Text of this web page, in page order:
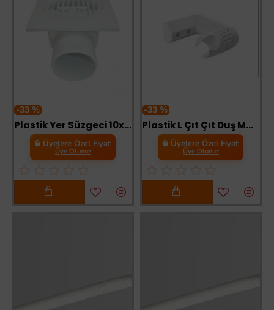
-33 %
Plastik Yer Süzgeci 10x10 cm 50 mm Yandan Çıkış
Üyelere Özel Fiyat
Üye Olunuz
-33 %
Plastik L Çıt Çıt Duş Mafsalı
Üyelere Özel Fiyat
Üye Olunuz